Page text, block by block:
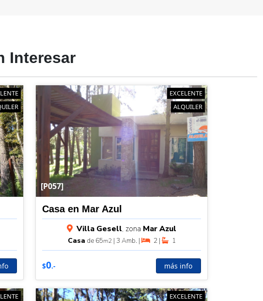
Interesar
[P057]
EXCELENTE
ALQUILER
Casa en Mar Azul
Villa Gesell, zona Mar Azul
Casa de 65m2 | 3 Amb. | 2 | 1
$0.- más info
EXCELENTE